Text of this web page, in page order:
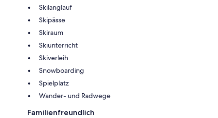
Skilanglauf
Skipässe
Skiraum
Skiunterricht
Skiverleih
Snowboarding
Spielplatz
Wander- und Radwege
Familienfreundlich